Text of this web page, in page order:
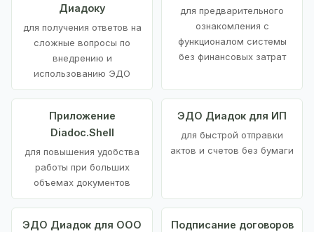
Диадоку
для получения ответов на
сложные вопросы по
внедрению и
использованию ЭДО
для предварительного
ознакомления с
функционалом системы
без финансовых затрат
Приложение
Diadoc.Shell
для повышения удобства
работы при больших
объемах документов
ЭДО Диадок для ИП
для быстрой отправки
актов и счетов без бумаги
ЭДО Диадок для ООО
Подписание договоров